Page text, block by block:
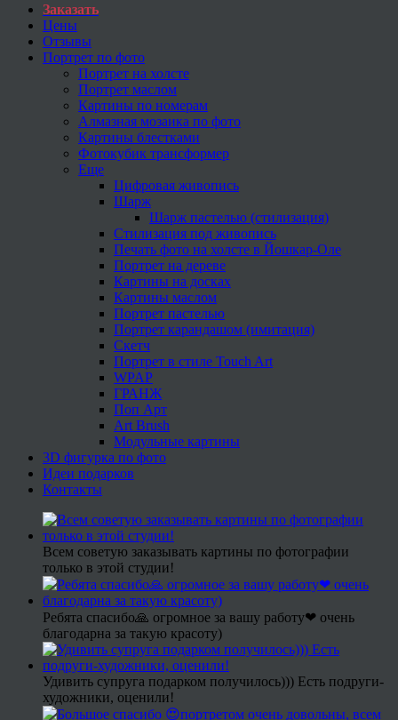
Заказать
Цены
Отзывы
Портрет по фото
Портрет на холсте
Портрет маслом
Картины по номерам
Алмазная мозаика по фото
Картины блестками
Фотокубик трансформер
Еще
Цифровая живопись
Шарж
Шарж пастелью (стилизация)
Стилизация под живопись
Печать фото на холсте в Йошкар-Оле
Портрет на дереве
Картины на досках
Картины маслом
Портрет пастелью
Портрет карандашом (имитация)
Скетч
Портрет в стиле Touch Art
WPAP
ГРАНЖ
Поп Арт
Art Brush
Модульные картины
3D фигурка по фото
Идеи подарков
Контакты
Всем советую заказывать картины по фотографии
только в этой студии!
Ребята спасибо🙏 огромное за вашу работу❤ очень
благодарна за такую красоту)
Удивить супруга подарком получилось))) Есть подруги-
художники, оценили!